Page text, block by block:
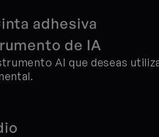
adhesiva
de IA
AI que deseas